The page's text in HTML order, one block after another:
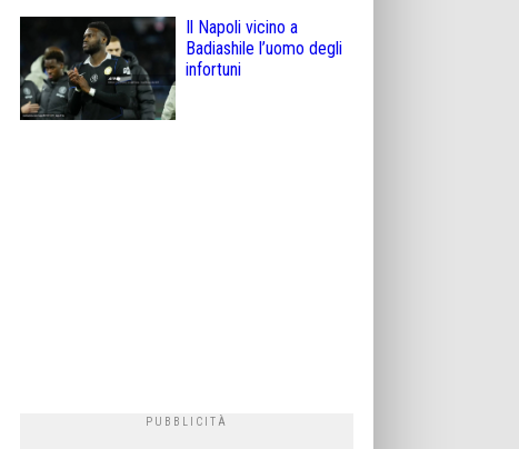
Il Napoli vicino a
Badiashile l’uomo degli
infortuni